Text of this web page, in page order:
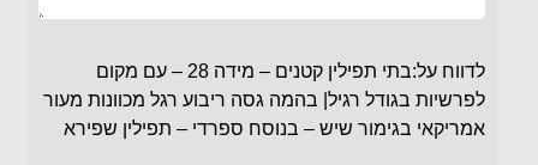
לדווח על:בתי תפילין קטנים – מידה 28 – עם מקום
לפרשיות בגודל רגיל| בהמה גסה ריבוע רגל מכוונות מעור
אמריקאי בגימור שיש – בנוסח ספרדי – תפילין שפירא